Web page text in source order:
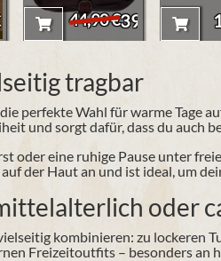
44,90 €39,90 €
tragbar
perfekte Wahl für warme Tage
und sorgt dafür, dass du auch
oder eine ruhige Pause unter
der Haut an und ist ideal, um
oder
kombinieren: zu lockeren
Freizeitoutfits – besonders an